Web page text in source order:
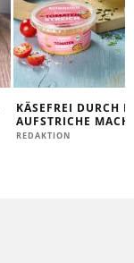
KÄSEFREI DURCH
AUFSTRICHE
REDAKTION